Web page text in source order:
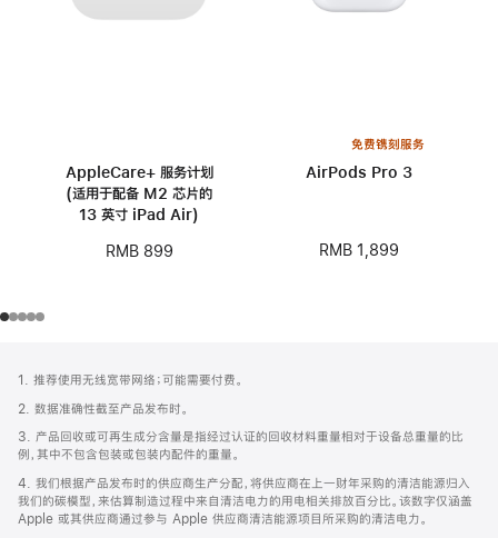
AppleCare+ 服务计划
(适用于配备 M2 芯片的
13 英寸 iPad Air)
RMB 899
免费镌刻服务
AirPods Pro 3
RMB 1,899
页
页
脚
注
1. 推荐使用无线宽带网络；可能需要付费。
2. 数据准确性截至产品发布时。
3. 产品回收或可再生成分含量是指经过认证的回收材料重量相对于设备总重量的比
例，其中不包含包装或包装内配件的重量。
4. 我们根据产品发布时的供应商生产分配，将供应商在上一财年采购的清洁能源归入
我们的碳模型，来估算制造过程中来自清洁电力的用电相关排放百分比。该数字仅涵盖
Apple 或其供应商通过参与 Apple 供应商清洁能源项目所采购的清洁电力。